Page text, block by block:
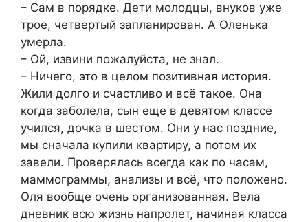
– Сам в порядке. Дети молодцы, внуков уже
трое, четвертый запланирован. А Оленька
умерла.
– Ой, извини пожалуйста, не знал.
– Ничего, это в целом позитивная история.
Жили долго и счастливо и всё такое. Она
когда заболела, сын еще в девятом классе
учился, дочка в шестом. Они у нас поздние,
мы сначала купили квартиру, а потом их
завели. Проверялась всегда как по часам,
маммограммы, анализы и всё, что положено.
Оля вообще очень организованная. Вела
дневник всю жизнь напролет, начиная класса